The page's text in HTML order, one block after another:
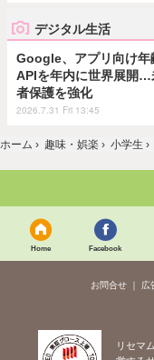
デジタル生活
Google、アプリ向け年
APIを年内に世界展開…
者保護を強化
2026.7.31 Fri 13:45
ホーム › 趣味・娯楽 › 小学生 ›
Home Facebook
お問合せ 広
リセマ